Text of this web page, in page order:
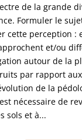
de la grande
Formuler le
cette perception :
et/ou
autour de la
par rapport
de la
nécessaire de
sols et à...